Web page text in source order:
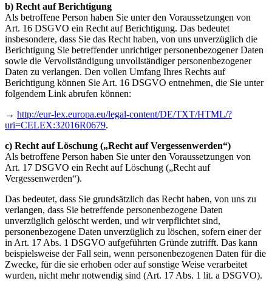
b) Recht auf Berichtigung
Als betroffene Person haben Sie unter den Voraussetzungen von
Art. 16 DSGVO ein Recht auf Berichtigung. Das bedeutet
insbesondere, dass Sie das Recht haben, von uns unverzüglich die
Berichtigung Sie betreffender unrichtiger personenbezogener Daten
sowie die Vervollständigung unvollständiger personenbezogener
Daten zu verlangen. Den vollen Umfang Ihres Rechts auf
Berichtigung können Sie Art. 16 DSGVO entnehmen, die Sie unter
folgendem Link abrufen können:
→ http://eur-lex.europa.eu/legal-content/DE/TXT/HTML/?
uri=CELEX:32016R0679.
c) Recht auf Löschung („Recht auf Vergessenwerden“)
Als betroffene Person haben Sie unter den Voraussetzungen von
Art. 17 DSGVO ein Recht auf Löschung („Recht auf
Vergessenwerden“).
Das bedeutet, dass Sie grundsätzlich das Recht haben, von uns zu
verlangen, dass Sie betreffende personenbezogene Daten
unverzüglich gelöscht werden, und wir verpflichtet sind,
personenbezogene Daten unverzüglich zu löschen, sofern einer der
in Art. 17 Abs. 1 DSGVO aufgeführten Gründe zutrifft. Das kann
beispielsweise der Fall sein, wenn personenbezogenen Daten für die
Zwecke, für die sie erhoben oder auf sonstige Weise verarbeitet
wurden, nicht mehr notwendig sind (Art. 17 Abs. 1 lit. a DSGVO).